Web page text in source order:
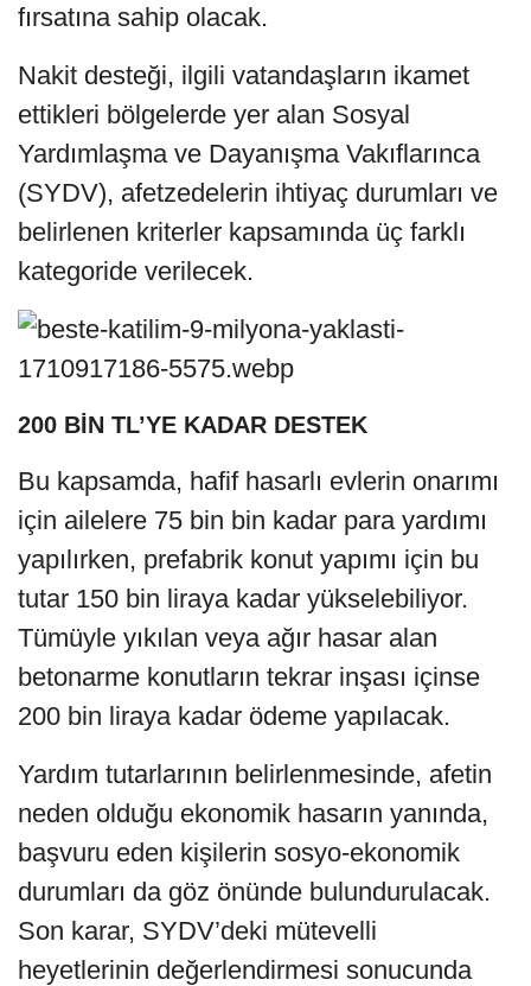
fırsatına sahip olacak.
Nakit desteği, ilgili vatandaşların ikamet
ettikleri bölgelerde yer alan Sosyal
Yardımlaşma ve Dayanışma Vakıflarınca
(SYDV), afetzedelerin ihtiyaç durumları ve
belirlenen kriterler kapsamında üç farklı
kategoride verilecek.
200 BİN TL’YE KADAR DESTEK
Bu kapsamda, hafif hasarlı evlerin onarımı
için ailelere 75 bin bin kadar para yardımı
yapılırken, prefabrik konut yapımı için bu
tutar 150 bin liraya kadar yükselebiliyor.
Tümüyle yıkılan veya ağır hasar alan
betonarme konutların tekrar inşası içinse
200 bin liraya kadar ödeme yapılacak.
Yardım tutarlarının belirlenmesinde, afetin
neden olduğu ekonomik hasarın yanında,
başvuru eden kişilerin sosyo-ekonomik
durumları da göz önünde bulundurulacak.
Son karar, SYDV’deki mütevelli
heyetlerinin değerlendirmesi sonucunda